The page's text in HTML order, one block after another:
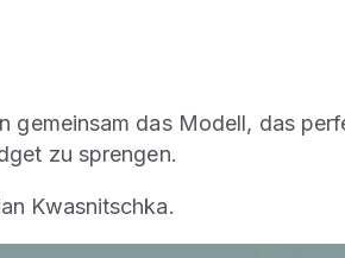
das Modell, das
zu sprengen.
Kwasnitschka.